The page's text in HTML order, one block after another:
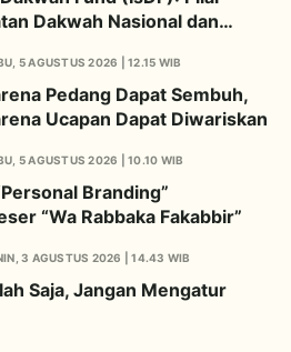
Dakwah Nasional dan
5 AGUSTUS 2026 | 12.15 WIB
Pedang Dapat Sembuh,
Ucapan Dapat Diwariskan
5 AGUSTUS 2026 | 10.10 WIB
Branding”
“Wa Rabbaka Fakabbir”
3 AGUSTUS 2026 | 14.43 WIB
Saja, Jangan Mengatur